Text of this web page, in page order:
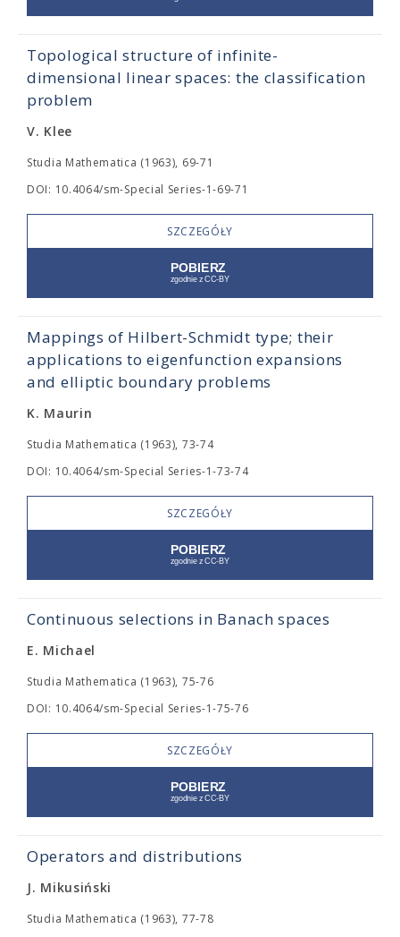
Topological structure of infinite-
dimensional linear spaces: the classification
problem
V. Klee
Studia Mathematica (1963), 69-71
DOI: 10.4064/sm-Special Series-1-69-71
SZCZEGÓŁY
Mappings of Hilbert-Schmidt type; their
applications to eigenfunction expansions
and elliptic boundary problems
K. Maurin
Studia Mathematica (1963), 73-74
DOI: 10.4064/sm-Special Series-1-73-74
SZCZEGÓŁY
Continuous selections in Banach spaces
E. Michael
Studia Mathematica (1963), 75-76
DOI: 10.4064/sm-Special Series-1-75-76
SZCZEGÓŁY
Operators and distributions
J. Mikusiński
Studia Mathematica (1963), 77-78